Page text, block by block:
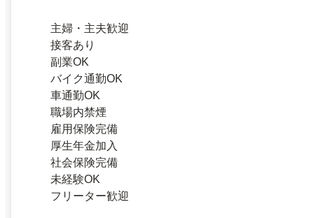
主婦・主夫歓迎
接客あり
副業OK
バイク通勤OK
車通勤OK
職場内禁煙
雇用保険完備
厚生年金加入
社会保険完備
未経験OK
フリーター歓迎